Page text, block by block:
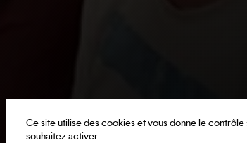
Ce site utilise des cookies et vous donne le contrôle
souhaitez activer